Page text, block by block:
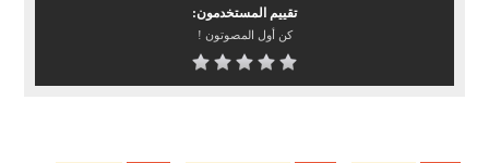
تقييم المستخدمون:
كن أول المصوتون !